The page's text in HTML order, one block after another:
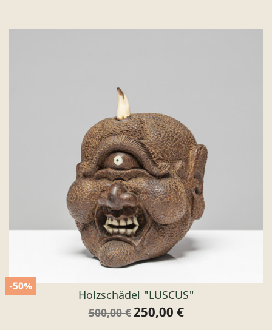
Holzschädel "LUSCUS"
Verkaufspreis
500,00 €
-50%
Preis
250,00 €